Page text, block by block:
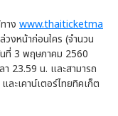
าง www.thaiticketma
วงหน้าก่อนใคร (จำนวน
นที่ 3 พฤษภาคม 2560
23.59 น. และสามารถ
และเคาน์เตอร์ไทยทิคเก็ต